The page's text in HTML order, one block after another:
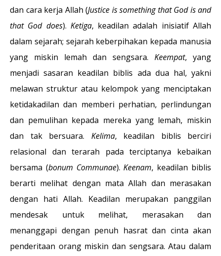
dan cara kerja Allah (Justice is something that God is and
that God does). Ketiga, keadilan adalah inisiatif Allah
dalam sejarah; sejarah keberpihakan kepada manusia
yang miskin lemah dan sengsara. Keempat, yang
menjadi sasaran keadilan biblis ada dua hal, yakni
melawan struktur atau kelompok yang menciptakan
ketidakadilan dan memberi perhatian, perlindungan
dan pemulihan kepada mereka yang lemah, miskin
dan tak bersuara. Kelima, keadilan biblis berciri
relasional dan terarah pada terciptanya kebaikan
bersama (bonum Communae).Keenam, keadilan biblis
berarti melihat dengan mata Allah dan merasakan
dengan hati Allah. Keadilan merupakan panggilan
mendesak untuk melihat, merasakan dan
menanggapi dengan penuh hasrat dan cinta akan
penderitaan orang miskin dan sengsara. Atau dalam